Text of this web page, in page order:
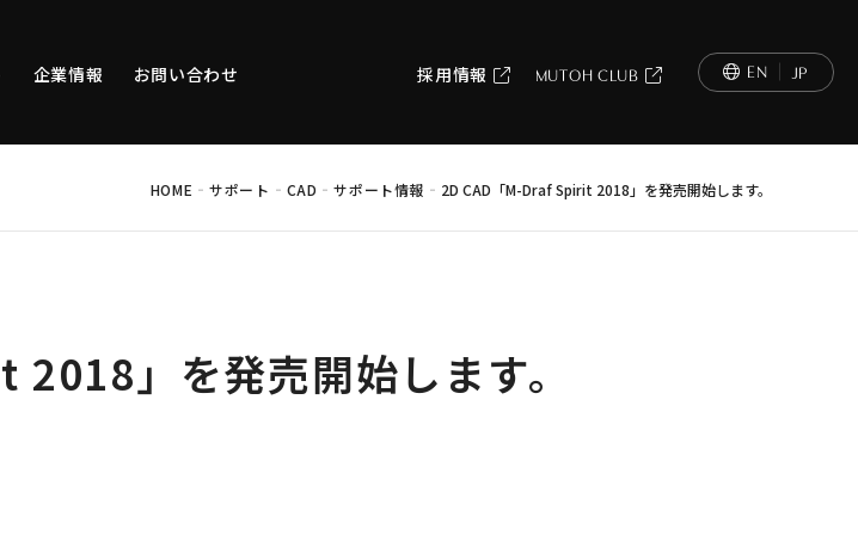
企業情報 お問い合わせ 採用情報 MUTOH CLUB EN JP
HOME -サポート - CAD -サポート情報 - 2D CAD「M-Draf Spirit 2018」を発売開始します。
」を発売開始します。